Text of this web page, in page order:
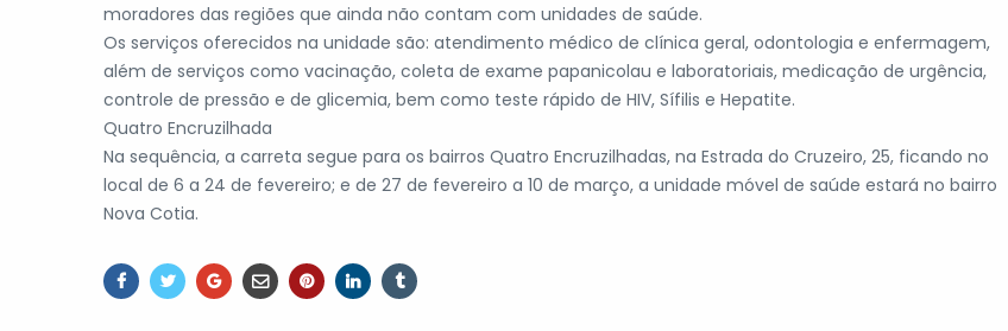
moradores das regiões que ainda não contam com unidades de saúde.
Os serviços oferecidos na unidade são: atendimento médico de clínica geral, odontologia e enfermagem,
além de serviços como vacinação, coleta de exame papanicolau e laboratoriais, medicação de urgência,
controle de pressão e de glicemia, bem como teste rápido de HIV, Sífilis e Hepatite.
Quatro Encruzilhada
Na sequência, a carreta segue para os bairros Quatro Encruzilhadas, na Estrada do Cruzeiro, 25, ficando no
local de 6 a 24 de fevereiro; e de 27 de fevereiro a 10 de março, a unidade móvel de saúde estará no bairro
Nova Cotia.